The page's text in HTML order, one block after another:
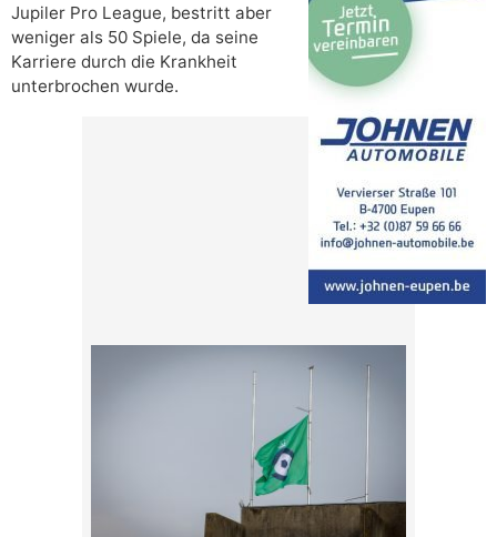
Jupiler Pro League, bestritt aber
weniger als 50 Spiele, da seine
Karriere durch die Krankheit
unterbrochen wurde.